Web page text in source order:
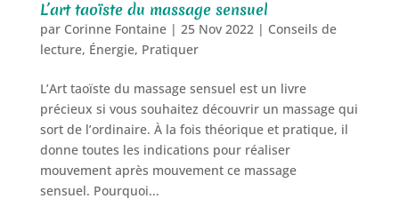
L’art taoïste du massage sensuel
par Corinne Fontaine| 25 Nov 2022| Conseils de
lecture, Énergie, Pratiquer
L’Art taoïste du massage sensuel est un livre
précieux si vous souhaitez découvrir un massage qui
sort de l’ordinaire. À la fois théorique et pratique, il
donne toutes les indications pour réaliser
mouvement après mouvement ce massage
sensuel. Pourquoi...